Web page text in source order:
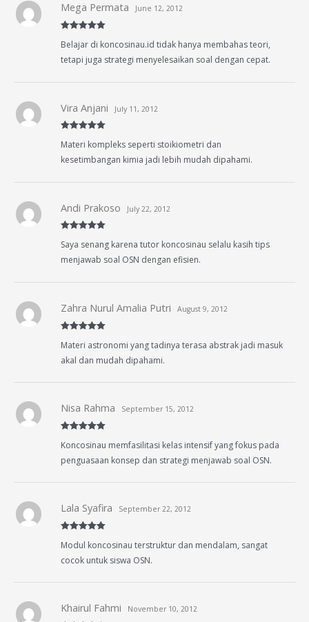
of 5
Mega Permata June 12, 2012
Belajar di koncosinau.id tidak hanya membahas teori,
tetapi juga strategi menyelesaikan soal dengan cepat.
of 5
Vira Anjani July 11, 2012
Materi kompleks seperti stoikiometri dan
kesetimbangan kimia jadi lebih mudah dipahami.
of 5
Andi Prakoso July 22, 2012
Saya senang karena tutor koncosinau selalu kasih tips
menjawab soal OSN dengan efisien.
of 5
Zahra Nurul Amalia Putri August 9, 2012
Materi astronomi yang tadinya terasa abstrak jadi masuk
akal dan mudah dipahami.
of 5
Nisa Rahma September 15, 2012
Koncosinau memfasilitasi kelas intensif yang fokus pada
penguasaan konsep dan strategi menjawab soal OSN.
of 5
Lala Syafira September 22, 2012
Modul koncosinau terstruktur dan mendalam, sangat
cocok untuk siswa OSN.
Khairul Fahmi November 10, 2012